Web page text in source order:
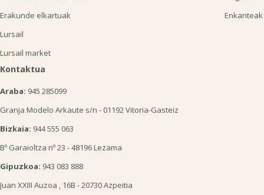
Erakunde elkartuak
Lursail
Lursail market
Enkanteak
Kontaktua
Araba: 945 285099
Granja Modelo Arkaute s/n - 01192 Vitoria-Gasteiz
Bizkaia: 944 555 063
Bº Garaioltza nº 23 - 48196 Lezama
Gipuzkoa: 943 083 888
Juan XXIII Auzoa , 16B - 20730 Azpeitia